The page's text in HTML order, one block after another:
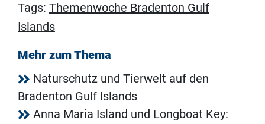
Tags: Themenwoche Bradenton Gulf
Islands
Mehr zum Thema
Naturschutz und Tierwelt auf den
Bradenton Gulf Islands
Anna Maria Island und Longboat Key: